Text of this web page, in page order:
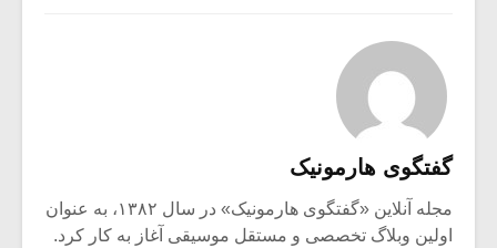
گفتگوی هارمونیک
مجله آنلاین «گفتگوی هارمونیک» در سال ۱۳۸۲، به عنوان
اولین وبلاگ تخصصی و مستقل موسیقی آغاز به کار کرد.